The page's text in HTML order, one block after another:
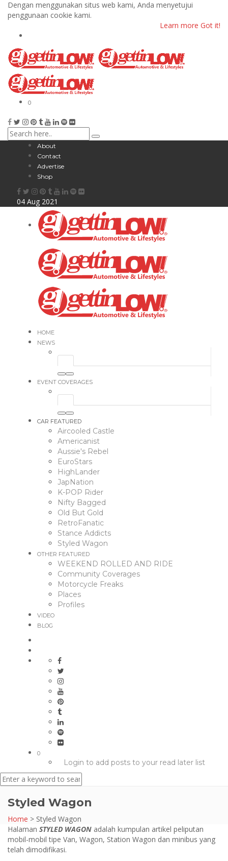
Dengan menggunakan situs web kami, Anda menyetujui
penggunaan cookie kami.
Learn more Got it!
0
About
Contact
Advertise
Shop
04 Aug 2021
HOME
NEWS
EVENT COVERAGES
CAR FEATURED
Aircooled Castle
Americanist
Aussie's Rebel
EuroStars
HighLander
JapNation
K-POP Rider
Nifty Bagged
Old But Gold
RetroFanatic
Stance Addicts
Styled Wagon
OTHER FEATURED
WEEKEND ROLLED AND RIDE
Community Coverages
Motorcycle Freaks
Places
Profiles
VIDEO
BLOG
0
Login to add posts to your read later list
Styled Wagon
Home > Styled Wagon
Halaman STYLED WAGON adalah kumpulan artikel peliputan
mobil-mobil tipe Van, Wagon, Station Wagon dan minibus yang
telah dimodifikasi.